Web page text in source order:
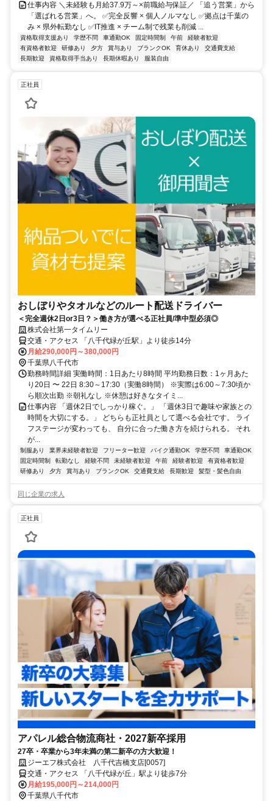
仕事内容 ＼未経験も月給37.9万～×前職給与保証／ 「追う営業」から
「選ばれる営業」へ。 ✅完全反響 × 個人ノルマなし ✅拠点は千葉の
み × 県外転勤なし ✅IT推進 × チーム制で残業も削減 ...
資格取得支援あり 学歴不問 車通勤OK 固定時間制 午前
経験者歓迎
有資格者歓迎
研修あり 夕方 賞与あり ブランクOK 育休あり
交通費支給
長期歓迎
資格取得手当あり 長期休暇あり 服装自由
正社員
おしぼりやタオルなどのルート配送ドライバー
＜完全週休2日or3日？＞働き方が選べる正社員/準中型必須◎
株式会社第一タイムリー
交通・アクセス 「八千代緑が丘駅」より徒歩14分
月給290,000円～380,000円
千葉県八千代市
勤務時間詳細 実働時間：1日あたり8時間 平均勤務日数：1ヶ月あた
り20日 〜 22日 8:30～17:30（実働8時間） ※実際は6:00～7:30頃か
ら順次出勤 ※朝礼なし ※休憩は好きなタイミ...
仕事内容 「週休2日でしっかり稼ぐ。」 「週休3日で趣味や家族との
時間を大切にする。」 どちらも正社員として選べる会社です。 ライ
フステージが変わっても、 自分に合った働き方を続けられる。 それ
が...
制服あり 業界未経験者歓迎 フリーター歓迎 バイク通勤OK 学歴不問
車通勤OK
固定時間制
転勤なし 経験不問 未経験者歓迎 午前 経験者歓迎
有資格者歓迎
研修あり
夕方 賞与あり ブランクOK 交通費支給 長期歓迎 髪型・髪色自由
同じ企業の求人
正社員
アパレル総合物流商社・2027新卒採用
27卒・卒業から3年未満の第二新卒の方大歓迎！
ジーエフ株式会社 八千代吉橋支店[0057]
交通・アクセス 「八千代緑が丘」駅より徒歩7分
月給195,000円～214,000円
千葉県八千代市